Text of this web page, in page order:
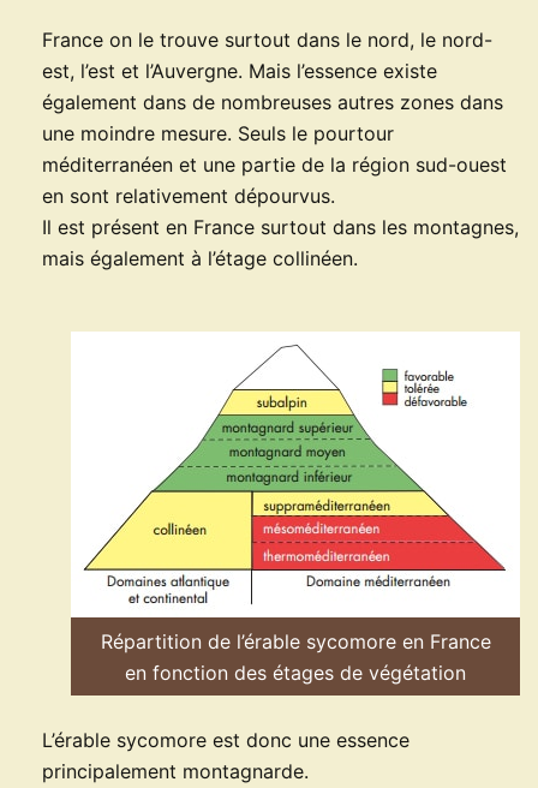
France on le trouve surtout dans le nord, le nord-
est, l’est et l’Auvergne. Mais l’essence existe
également dans de nombreuses autres zones dans
une moindre mesure. Seuls le pourtour
méditerranéen et une partie de la région sud-ouest
en sont relativement dépourvus.
Il est présent en France surtout dans les montagnes,
mais également à l’étage collinéen.
Répartition de l’érable sycomore en France
en fonction des étages de végétation
L’érable sycomore est donc une essence
principalement montagnarde.